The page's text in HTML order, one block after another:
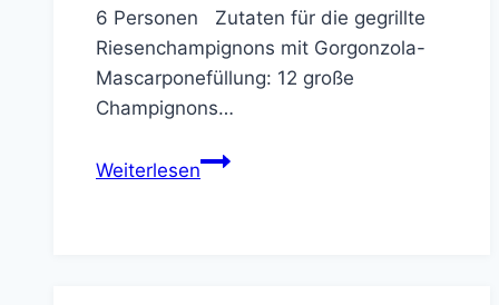
6 Personen Zutaten für die gegrillte
Riesenchampignons mit Gorgonzola-
Mascarponefüllung: 12 große
Champignons…
WeiterlesenGegrillte